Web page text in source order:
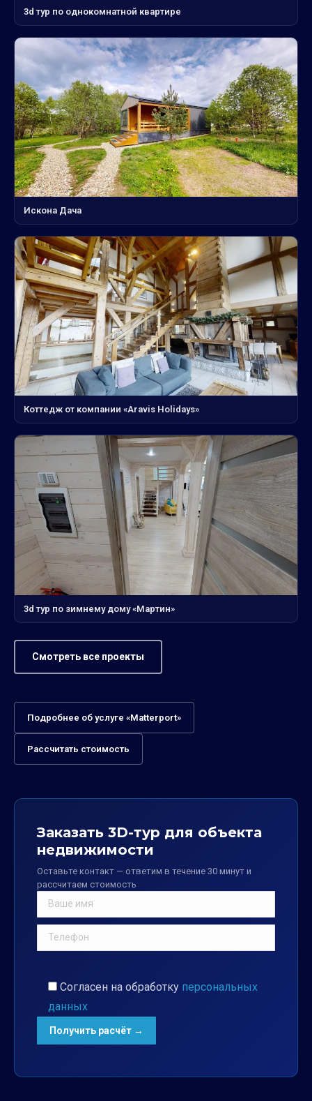
3d тур по однокомнатной квартире
Искона Дача
Коттедж от компании «Aravis Holidays»
3d тур по зимнему дому «Мартин»
Смотреть все проекты
Подробнее об услуге «Matterport»
Рассчитать стоимость
Заказать 3D-тур для объекта
недвижимости
Оставьте контакт — ответим в течение 30 минут и
рассчитаем стоимость
Согласен на обработку персональных
данных